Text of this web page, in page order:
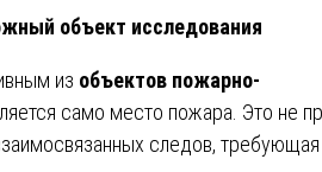
объект исследования
из объектов пожарно-
само место пожара. Это не
следов, требующая